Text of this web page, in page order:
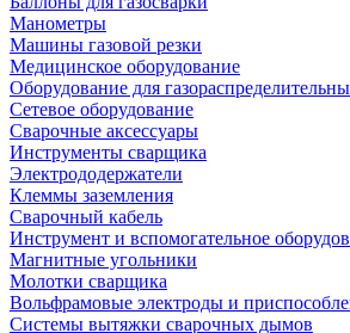
Манометры
Машины газовой резки
Медицинское оборудование
Оборудование для
Сетевое оборудование
Сварочные аксессуары
Инструменты сварщика
Электрододержатели
Клеммы заземления
Сварочный кабель
Инструмент и вспомогательное
Магнитные угольники
Молотки сварщика
Вольфрамовые электроды и
Системы вытяжки сварочных дымов